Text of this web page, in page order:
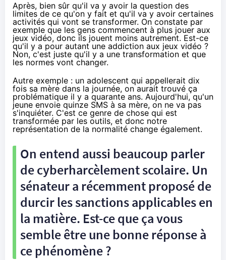
Après, bien sûr qu'il va y avoir la question des
limites de ce qu'on y fait et qu'il va y avoir certaines
activités qui vont se transformer. On constate par
exemple que les gens commencent à plus jouer aux
jeux vidéo, donc ils jouent moins autrement. Est-ce
qu'il y a pour autant une addiction aux jeux vidéo ?
Non, c'est juste qu'il y a une transformation et que
les normes vont changer.
Autre exemple : un adolescent qui appellerait dix
fois sa mère dans la journée, on aurait trouvé ça
problématique il y a quarante ans. Aujourd'hui, qu'un
jeune envoie quinze SMS à sa mère, on ne va pas
s'inquiéter. C'est ce genre de chose qui est
transformée par les outils, et donc notre
représentation de la normalité change également.
On entend aussi beaucoup parler
de cyberharcèlement scolaire. Un
sénateur a récemment proposé de
durcir les sanctions applicables en
la matière. Est-ce que ça vous
semble être une bonne réponse à
ce phénomène ?